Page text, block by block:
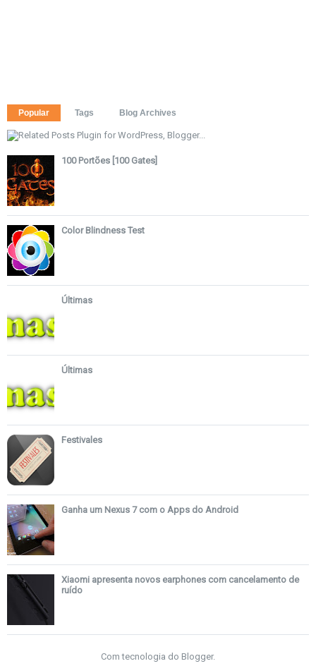
Popular Tags Blog Archives
100 Portões [100 Gates]
Color Blindness Test
Últimas
Últimas
Festivales
Ganha um Nexus 7 com o Apps do Android
Xiaomi apresenta novos earphones com cancelamento de
ruído
Com tecnologia do Blogger.